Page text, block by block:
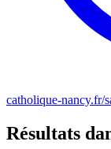
catholique-nancy.fr/
Résultats